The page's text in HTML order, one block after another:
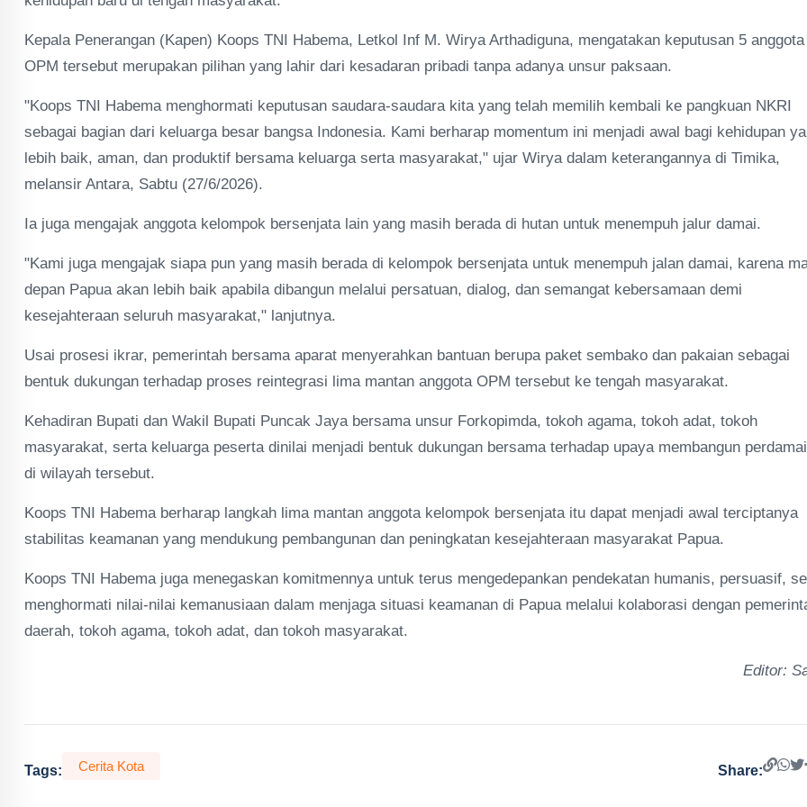
Kepala Penerangan (Kapen) Koops TNI Habema, Letkol Inf M. Wirya Arthadiguna, mengatakan keputusan 5 anggota
OPM tersebut merupakan pilihan yang lahir dari kesadaran pribadi tanpa adanya unsur paksaan.
"Koops TNI Habema menghormati keputusan saudara-saudara kita yang telah memilih kembali ke pangkuan NKRI
sebagai bagian dari keluarga besar bangsa Indonesia. Kami berharap momentum ini menjadi awal bagi kehidupan
lebih baik, aman, dan produktif bersama keluarga serta masyarakat," ujar Wirya dalam keterangannya di Timika,
melansir Antara, Sabtu (27/6/2026).
Ia juga mengajak anggota kelompok bersenjata lain yang masih berada di hutan untuk menempuh jalur damai.
"Kami juga mengajak siapa pun yang masih berada di kelompok bersenjata untuk menempuh jalan damai, karena
depan Papua akan lebih baik apabila dibangun melalui persatuan, dialog, dan semangat kebersamaan demi
kesejahteraan seluruh masyarakat," lanjutnya.
Usai prosesi ikrar, pemerintah bersama aparat menyerahkan bantuan berupa paket sembako dan pakaian sebagai
bentuk dukungan terhadap proses reintegrasi lima mantan anggota OPM tersebut ke tengah masyarakat.
Kehadiran Bupati dan Wakil Bupati Puncak Jaya bersama unsur Forkopimda, tokoh agama, tokoh adat, tokoh
masyarakat, serta keluarga peserta dinilai menjadi bentuk dukungan bersama terhadap upaya membangun
di wilayah tersebut.
Koops TNI Habema berharap langkah lima mantan anggota kelompok bersenjata itu dapat menjadi awal terciptanya
stabilitas keamanan yang mendukung pembangunan dan peningkatan kesejahteraan masyarakat Papua.
Koops TNI Habema juga menegaskan komitmennya untuk terus mengedepankan pendekatan humanis, persuasif,
menghormati nilai-nilai kemanusiaan dalam menjaga situasi keamanan di Papua melalui kolaborasi dengan
daerah, tokoh agama, tokoh adat, dan tokoh masyarakat.
Editor:
Tags: Cerita Kota Share: